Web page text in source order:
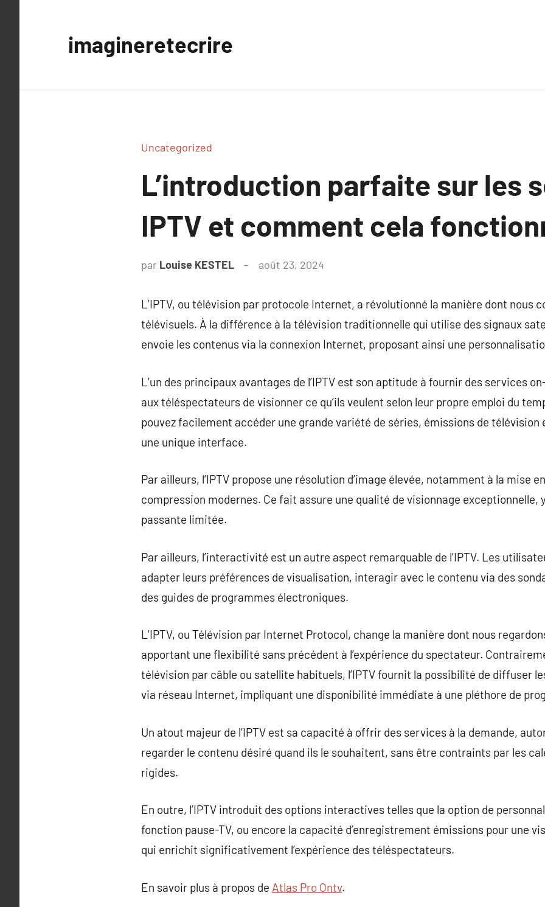
imagineretecrire
Uncategorized
L’introduction parfaite sur les
IPTV et comment cela
par Louise KESTEL août 23, 2024
L’IPTV, ou télévision par protocole Internet, a révolutionné la manière dont nous
télévisuels. À la différence à la télévision traditionnelle qui utilise des signaux
envoie les contenus via la connexion Internet, proposant ainsi une
L’un des principaux avantages de l’IPTV est son aptitude à fournir des services
aux téléspectateurs de visionner ce qu’ils veulent selon leur propre emploi du
pouvez facilement accéder une grande variété de séries, émissions de
une unique interface.
Par ailleurs, l’IPTV propose une résolution d’image élevée, notamment à la mise
compression modernes. Ce fait assure une qualité de visionnage exceptionnelle,
passante limitée.
Par ailleurs, l’interactivité est un autre aspect remarquable de l’IPTV. Les
adapter leurs préférences de visualisation, interagir avec le contenu via des
des guides de programmes électroniques.
L’IPTV, ou Télévision par Internet Protocol, change la manière dont nous
apportant une flexibilité sans précédent à l’expérience du spectateur.
télévision par câble ou satellite habituels, l’IPTV fournit la possibilité de diffuser
via réseau Internet, impliquant une disponibilité immédiate à une pléthore de
Un atout majeur de l’IPTV est sa capacité à offrir des services à la demande,
regarder le contenu désiré quand ils le souhaitent, sans être contraints par les
rigides.
En outre, l’IPTV introduit des options interactives telles que la option de
fonction pause-TV, ou encore la capacité d’enregistrement émissions pour une
qui enrichit significativement l’expérience des téléspectateurs.
En savoir plus à propos de Atlas Pro Ontv.